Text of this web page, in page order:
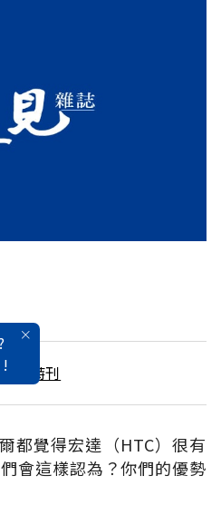
行特刊
都覺得宏達（HTC）很有
會這樣認為？你們的優勢